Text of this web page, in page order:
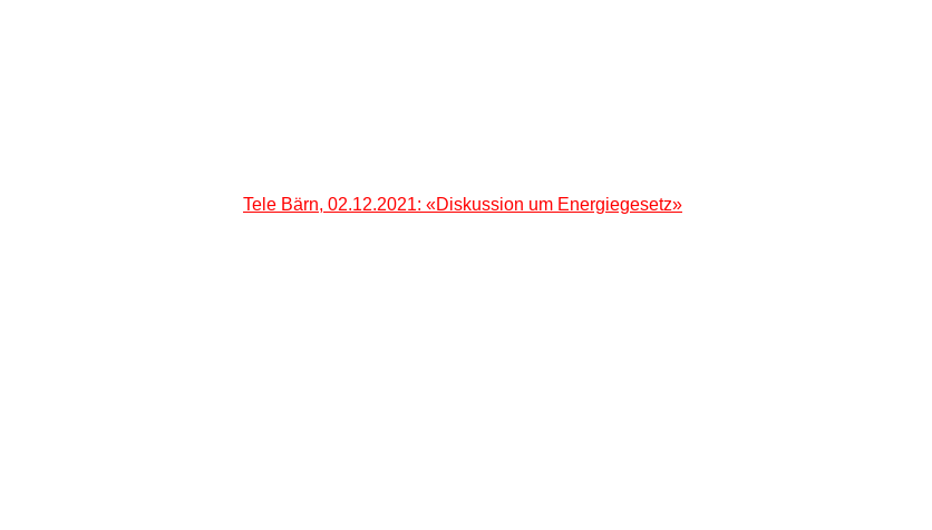
Tele Bärn, 02.12.2021: «Diskussion um Energiegesetz»